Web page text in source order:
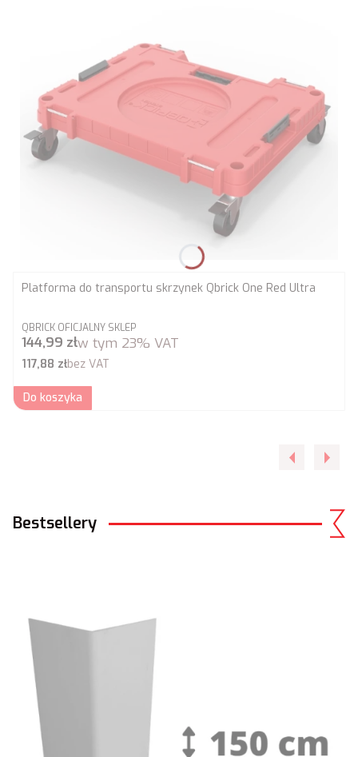
Platforma do transportu skrzynek Qbrick One Red Ultra
PRODUCENT
QBRICK OFICJALNY SKLEP
Cena brutto
144,99 złw tym 23% VAT
Cena netto
117,88 złbez VAT
Do koszyka
Bestsellery